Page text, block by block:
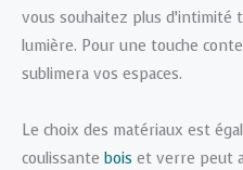
vous souhaitez plus d’intimité
lumière. Pour une touche
sublimera vos espaces.
Le choix des matériaux est
coulissante bois et verre peut